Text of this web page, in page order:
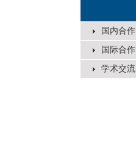
国内合作
国际合作
学术交流